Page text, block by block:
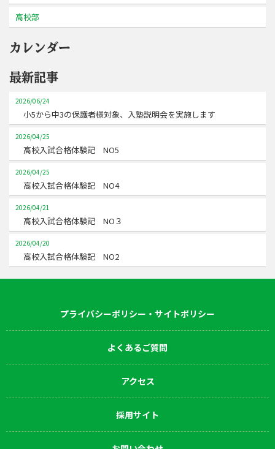
高校部
カレンダー
最新記事
2026/06/24
小5から中3の保護者様対象、入塾説明会を実施します
2026/04/25
高校入試合格体験記 NO5
2026/04/25
高校入試合格体験記 NO4
2026/04/21
高校入試合格体験記 NO３
2026/04/20
高校入試合格体験記 NO2
プライバシーポリシー・サイトポリシー
よくあるご質問
アクセス
採用サイト